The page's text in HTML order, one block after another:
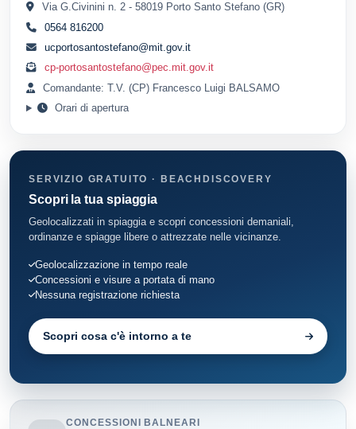
Via G.Civinini n. 2 - 58019 Porto Santo Stefano (GR)
0564 816200
ucportosantostefano@mit.gov.it
cp-portosantostefano@pec.mit.gov.it
Comandante: T.V. (CP) Francesco Luigi BALSAMO
Orari di apertura
SERVIZIO GRATUITO · BEACHDISCOVERY
Scopri la tua spiaggia
Geolocalizzati in spiaggia e scopri concessioni demaniali,
ordinanze e spiagge libere o attrezzate nelle vicinanze.
Geolocalizzazione in tempo reale
Concessioni e visure a portata di mano
Nessuna registrazione richiesta
Scopri cosa c'è intorno a te
CONCESSIONI BALNEARI